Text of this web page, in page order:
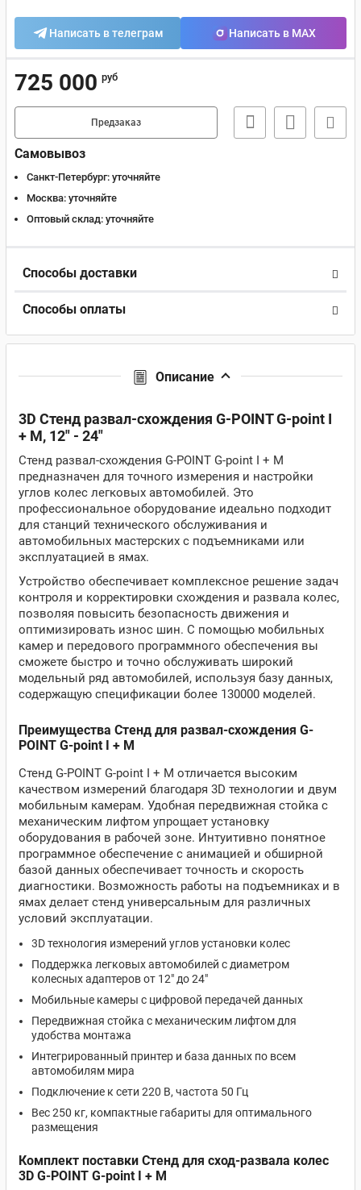
Написать в телеграм Написать в MAX
725 000 руб
Предзаказ
Самовывоз
Санкт-Петербург: уточняйте
Москва: уточняйте
Оптовый склад: уточняйте
Способы доставки
Способы оплаты
Описание
3D Стенд развал-схождения G-POINT G-point I
+ M, 12" - 24"
Стенд развал-схождения G-POINT G-point I + M
предназначен для точного измерения и настройки
углов колес легковых автомобилей. Это
профессиональное оборудование идеально подходит
для станций технического обслуживания и
автомобильных мастерских с подъемниками или
эксплуатацией в ямах.
Устройство обеспечивает комплексное решение задач
контроля и корректировки схождения и развала колес,
позволяя повысить безопасность движения и
оптимизировать износ шин. С помощью мобильных
камер и передового программного обеспечения вы
сможете быстро и точно обслуживать широкий
модельный ряд автомобилей, используя базу данных,
содержащую спецификации более 130000 моделей.
Преимущества Стенд для развал-схождения G-
POINT G-point I + M
Стенд G-POINT G-point I + M отличается высоким
качеством измерений благодаря 3D технологии и двум
мобильным камерам. Удобная передвижная стойка с
механическим лифтом упрощает установку
оборудования в рабочей зоне. Интуитивно понятное
программное обеспечение с анимацией и обширной
базой данных обеспечивает точность и скорость
диагностики. Возможность работы на подъемниках и в
ямах делает стенд универсальным для различных
условий эксплуатации.
3D технология измерений углов установки колес
Поддержка легковых автомобилей с диаметром
колесных адаптеров от 12" до 24"
Мобильные камеры с цифровой передачей данных
Передвижная стойка с механическим лифтом для
удобства монтажа
Интегрированный принтер и база данных по всем
автомобилям мира
Подключение к сети 220 В, частота 50 Гц
Вес 250 кг, компактные габариты для оптимального
размещения
Комплект поставки Стенд для сход-развала колес
3D G-POINT G-point I + M